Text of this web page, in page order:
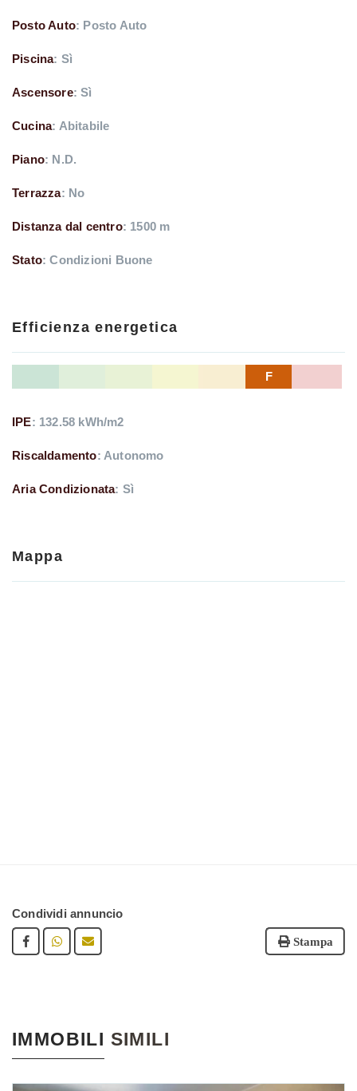
Posto Auto: Posto Auto
Piscina: Sì
Ascensore: Sì
Cucina: Abitabile
Piano: N.D.
Terrazza: No
Distanza dal centro: 1500 m
Stato: Condizioni Buone
Efficienza energetica
F
IPE: 132.58 kWh/m2
Riscaldamento: Autonomo
Aria Condizionata: Sì
Mappa
Condividi annuncio
Stampa
IMMOBILI SIMILI